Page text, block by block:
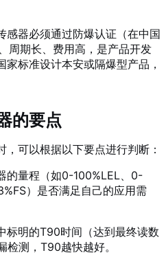
感器必须通过防爆认证（在中国
周期长、费用高，是产品开发
标准设计本安或隔爆型产品，
的要点
可以根据以下要点进行判断：
的量程（如0-100%LEL、0-
）是否满足自己的应用需
标明的T90时间（达到最终读数
测，T90越快越好。